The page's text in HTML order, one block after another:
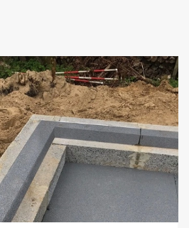
artikel fra Effektivt
kræver research,
til relevante kilder.
tilbyde dig et
i 30 dage for kun